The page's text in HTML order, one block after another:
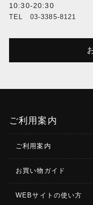
10:30-20:30
TEL 03-3385-8121
ご利用案内
ご利用案内
お買い物ガイド
WEBサイトの使い方